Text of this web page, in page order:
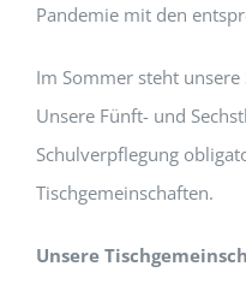
Pandemie mit den
Im Sommer steht unsere
Unsere Fünft- und
Schulverpflegung
Tischgemeinschaften.
Unsere